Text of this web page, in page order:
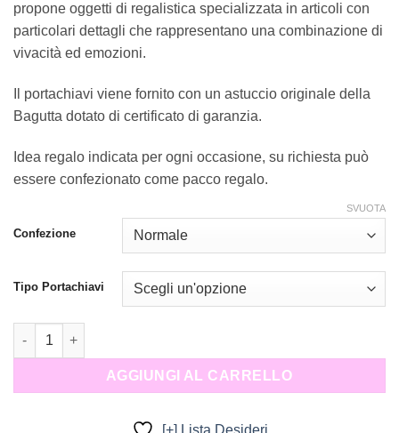
propone oggetti di regalistica specializzata in articoli con
particolari dettagli che rappresentano una combinazione di
vivacità ed emozioni.
Il portachiavi viene fornito con un astuccio originale della
Bagutta dotato di certificato di garanzia.
Idea regalo indicata per ogni occasione, su richiesta può
essere confezionato come pacco regalo.
Confezione
Tipo Portachiavi
SVUOTA
Portachiavi Farfalla/ Quadrifoglio Metallo Bagutta quantità
AGGIUNGI AL CARRELLO
[+] Lista Desideri